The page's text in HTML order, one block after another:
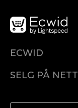
ECWID
Pris
SELG PÅ NETT
Selg på Facebook